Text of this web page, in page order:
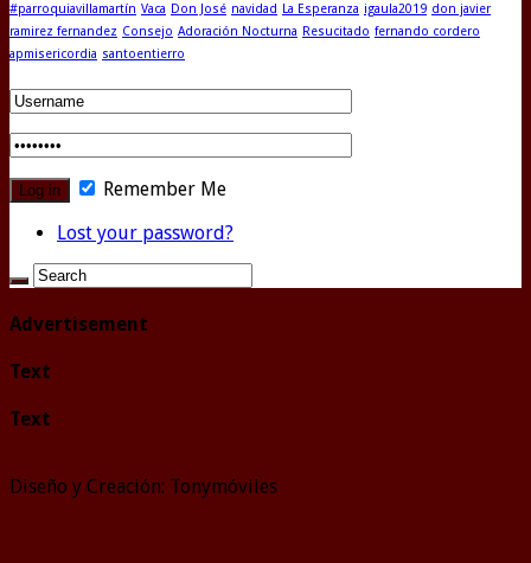
#parroquiavillamartín Vaca Don José navidad La Esperanza igaula2019 don javier
ramirez fernandez Consejo Adoración Nocturna Resucitado fernando cordero
apmisericordia santoentierro
Remember Me
Lost your password?
Advertisement
Text
Text
Diseño y Creación: Tonymóviles